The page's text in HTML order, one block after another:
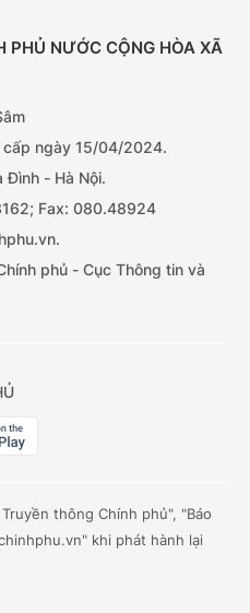
NƯỚC CỘNG HÒA XÃ
cấp ngày 15/04/2024.
Đình - Hà Nội.
Fax: 080.48924
phủ - Cục Thông tin và
thông Chính phủ", "Báo
khi phát hành lại